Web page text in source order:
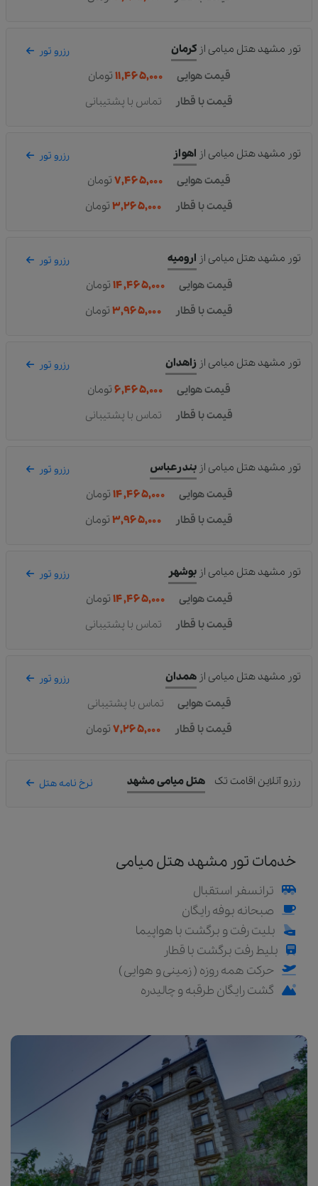
خدمات تور مشهد هتل میامی
ترانسفر استقبال
صبحانه بوفه رایگان
بلیت رفت و برگشت با هواپیما
بلیط رفت برگشت با قطار
حرکت همه روزه ( زمینی و هوایی )
گشت رایگان طرقبه و چالیدره
تور مشهد هتل میامی از کرمان رزرو تور
قیمت هوایی ۱۱,۴۶۵,۰۰۰ تومان
قیمت با قطار
تماس با پشتیبانی
تور مشهد هتل میامی از اهواز رزرو تور
قیمت هوایی ۷,۴۶۵,۰۰۰ تومان
قیمت با قطار
۳,۲۶۵,۰۰۰ تومان
تور مشهد هتل میامی از ارومیه رزرو تور
قیمت هوایی ۱۴,۴۶۵,۰۰۰ تومان
قیمت با قطار
۳,۹۶۵,۰۰۰ تومان
تور مشهد هتل میامی از زاهدان رزرو تور
قیمت هوایی ۶,۴۶۵,۰۰۰ تومان
قیمت با قطار
تماس با پشتیبانی
تور مشهد هتل میامی از بندرعباس رزرو تور
قیمت هوایی ۱۴,۴۶۵,۰۰۰ تومان
قیمت با قطار
۳,۹۶۵,۰۰۰ تومان
تور مشهد هتل میامی از بوشهر رزرو تور
قیمت هوایی ۱۴,۴۶۵,۰۰۰ تومان
قیمت با قطار
تماس با پشتیبانی
تور مشهد هتل میامی از همدان رزرو تور
قیمت هوایی
تماس با پشتیبانی
قیمت با قطار
۷,۲۶۵,۰۰۰ تومان
رزرو آنلاین اقامت تک هتل میامی مشهد نرخ نامه هتل